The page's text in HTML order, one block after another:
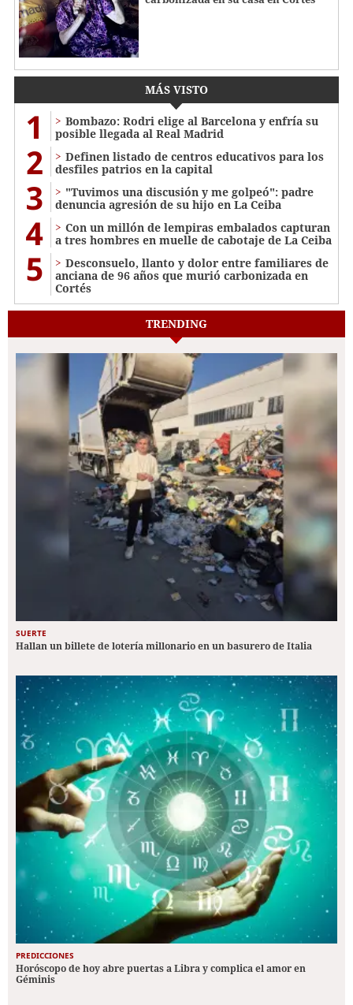
MÁS VISTO
1
Bombazo: Rodri elige al Barcelona y enfría su
posible llegada al Real Madrid
2
Definen listado de centros educativos para los
desfiles patrios en la capital
3
"Tuvimos una discusión y me golpeó": padre
denuncia agresión de su hijo en La Ceiba
4
Con un millón de lempiras embalados capturan
a tres hombres en muelle de cabotaje de La Ceiba
5
​​​​Desconsuelo, llanto y dolor entre familiares de
anciana de 96 años que murió carbonizada en
Cortés
TRENDING
SUERTE
Hallan un billete de lotería millonario en un basurero de Italia
PREDICCIONES
Horóscopo de hoy abre puertas a Libra y complica el amor en
Géminis